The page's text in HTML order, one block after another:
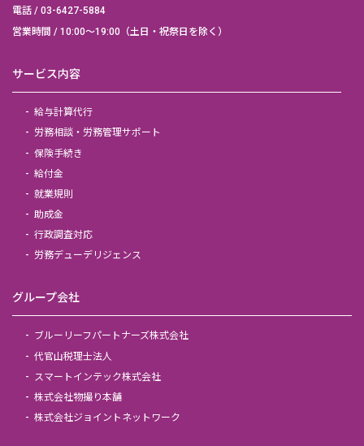
電話 / 03-6427-5884
営業時間 / 10:00～19:00（土日・祝祭日を除く）
サービス内容
給与計算代行
労務相談・労務管理サポート
保険手続き
給付金
就業規則
助成金
行政調査対応
労務デューデリジェンス
グループ会社
ブルーリーフパートナーズ株式会社
代官山税理士法人
スマートインテック株式会社
株式会社物撮り本舗
株式会社ジョイントネットワーク